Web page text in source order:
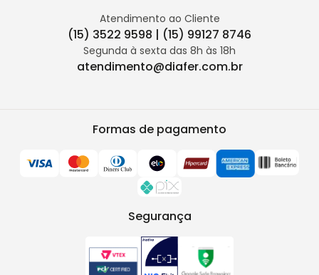
Atendimento ao Cliente
(15) 3522 9598 | (15) 99127 8746
Segunda à sexta das 8h às 18h
atendimento@diafer.com.br
Formas de pagamento
Segurança